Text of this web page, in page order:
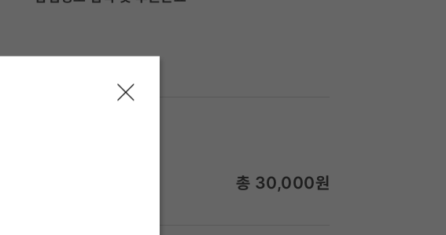
총 30,000원